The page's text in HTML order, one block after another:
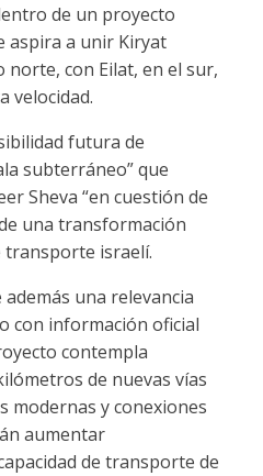
de un proyecto
aspira a unir Kiryat
norte, con Eilat, en el sur,
velocidad.
futura de
subterráneo” que
Sheva “en cuestión de
una transformación
transporte israelí.
una relevancia
con información oficial
contempla
de nuevas vías
modernas y conexiones
aumentar
de transporte de